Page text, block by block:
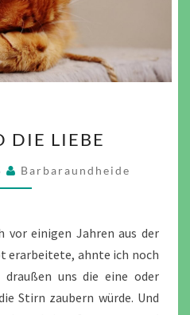
UND
DIE
LIEBE
DIE LIEBE
Barbaraundheide
vor einigen Jahren aus der
erarbeitete, ahnte ich noch
uns die eine oder
Stirn zaubern würde. Und